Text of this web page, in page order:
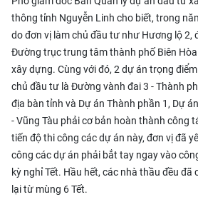
thông tỉnh Nguyễn Linh cho biết, trong
do đơn vị làm chủ đầu tư như Hương lộ 2,
Đường trục trung tâm thành phố Biên
xây dựng. Cùng với đó, 2 dự án trọng
chủ đầu tư là Đường vành đai 3 - Thành
địa bàn tỉnh và Dự án Thành phần 1, Dự
- Vũng Tàu phải cơ bản hoàn thành công
tiến độ thi công các dự án này, đơn vị đã
công các dự án phải bắt tay ngay vào
kỳ nghỉ Tết. Hầu hết, các nhà thầu đều đã
lại từ mùng 6 Tết.